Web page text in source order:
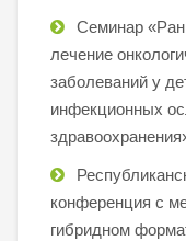
Семинар
лечение
заболеваний у
инфекционных
конференция с
гибридном